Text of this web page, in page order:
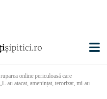
online periculoasă care
au atacat, amenințat, terorizat, mi-au